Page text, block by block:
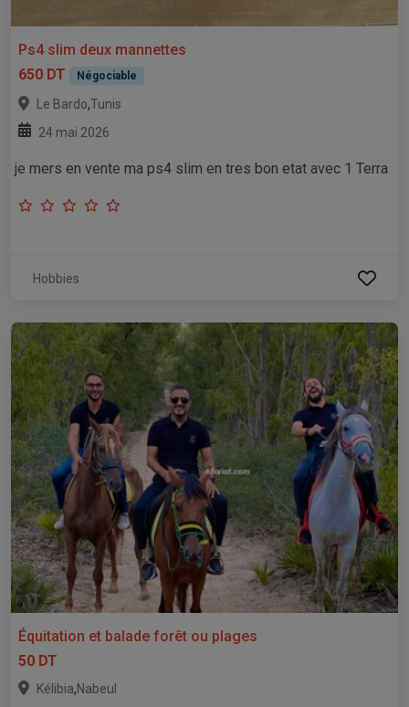
Ps4 slim deux mannettes
650 DT
Négociable
Le Bardo,Tunis
24 mai 2026
je mers en vente ma ps4 slim en tres bon etat avec 1 Terra
Hobbies
Équitation et balade forêt ou plages
50 DT
Kélibia,Nabeul